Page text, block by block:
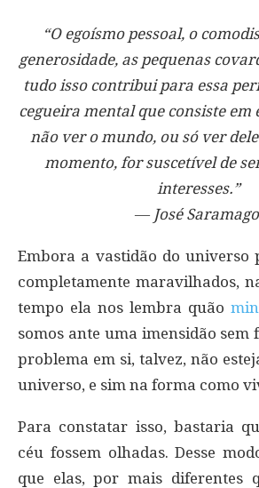
“O egoísmo pessoal, o
generosidade, as pequenas
tudo isso contribui para essa
cegueira mental que consiste em
não ver o mundo, ou só ver
momento, for suscetível de
interesses.”
― José
Embora a vastidão do universo
completamente maravilhados,
tempo ela nos lembra quão
somos ante uma imensidão sem
problema em si, talvez, não
universo, e sim na forma como
Para constatar isso, bastaria
céu fossem olhadas. Desse
que elas, por mais diferentes